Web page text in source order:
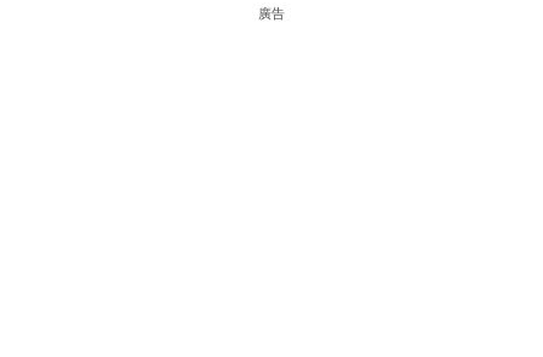
廣告